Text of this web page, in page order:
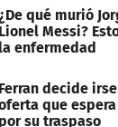
qué murió
Lionel Messi?
la enfermedad
Ferran decide
que
por su traspaso